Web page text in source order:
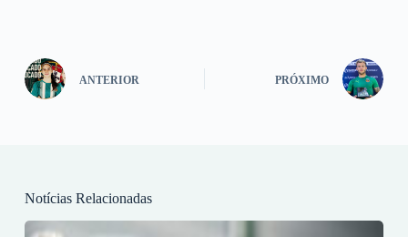
ANTERIOR PRÓXIMO
Notícias Relacionadas